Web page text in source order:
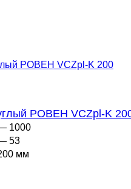
РОВЕН VCZpl-K
1000
53
мм